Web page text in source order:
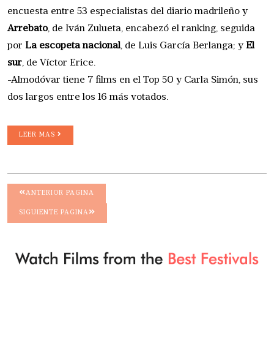
encuesta entre 53 especialistas del diario madrileño y
Arrebato, de Iván Zulueta, encabezó el ranking, seguida
por La escopeta nacional, de Luis García Berlanga; y El
sur, de Víctor Erice.
-Almodóvar tiene 7 films en el Top 50 y Carla Simón, sus
dos largos entre los 16 más votados.
LEER MAS
ANTERIOR PAGINA
SIGUIENTE PAGINA